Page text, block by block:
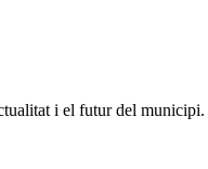
i el futur del municipi.